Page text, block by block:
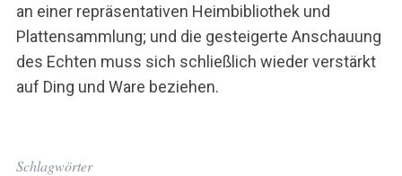
an einer repräsentativen Heimbibliothek und
Plattensammlung; und die gesteigerte Anschauung
des Echten muss sich schließlich wieder verstärkt
auf Ding und Ware beziehen.
Schlagwörter